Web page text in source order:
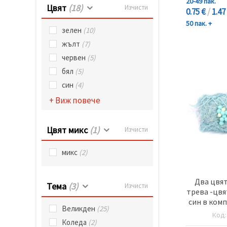
Цвят (18) Изчисти
зелен (10)
жълт (7)
червен (5)
бял (5)
син (4)
+ Виж повече
Цвят микс (1) Изчисти
микс (2)
Тема (3) Изчисти
Великден (25)
Коледа (2)
0.75 €/
50 пак. +
Два
трева -
син в
Код: